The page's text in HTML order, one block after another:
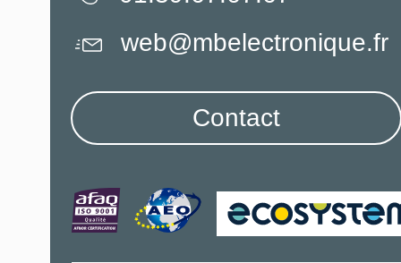
web@mbelectronique.fr
Contact